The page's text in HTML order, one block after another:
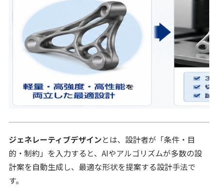
ジェネレーティブデザインとは、設計者が「条件・目
的・制約」を入力すると、AIやアルゴリズムが多数の設
計案を自動生成し、最適な形状を提案する設計手法で
す。